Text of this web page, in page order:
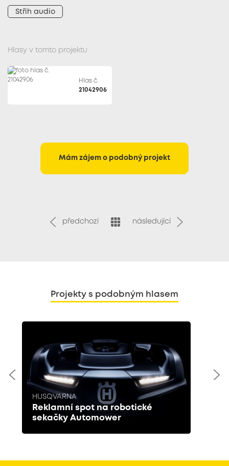
Střih audio
Hlasy v tomto projektu
Hlas č.
21042906
Mám zájem o podobný projekt
předchozí následující
Projekty s podobným hlasem
HUSQVARNA
Reklamní spot na robotické
sekačky Automower